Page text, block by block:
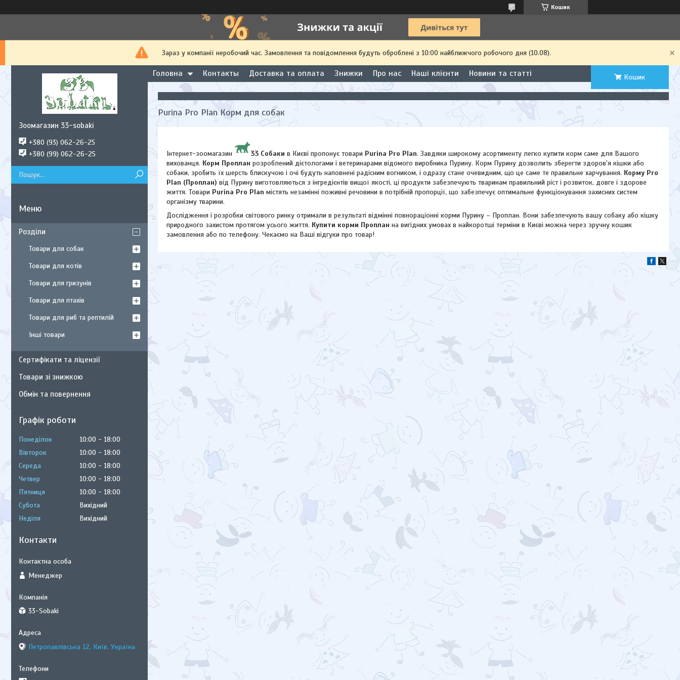
Кошик
Зараз у компанії неробочий час. Замовлення та повідомлення будуть оброблені з 10:00 найближчого робочого дня (10.08).
Головна Контакты Доставка та оплата Знижки Про нас Наші клієнти Новини та статті Кошик
Purina Pro Plan Корм для собак
Інтернет-зоомагазин 33 Собаки в Києві пропонує товари Purina Pro Plan. Завдяки широкому асортименту легко купити корм саме для Вашого
вихованця. Корм Проплан розроблений дієтологами і ветеринарами відомого виробника Пурину. Корм Пурину дозволить зберегти здоров'я кішки або
собаки, зробить їх шерсть блискучою і очі будуть наповнені радісним вогником, і одразу стане очевидним, що це саме те правильне харчування. Корму Pro
Plan (Проплан) від Пурину виготовляються з інгредієнтів вищої якості, ці продукти забезпечують тваринам правильний ріст і розвиток, довге і здорове
життя. Товари Purina Pro Plan містять незамінні поживні речовини в потрібній пропорції, що забезпечує оптимальне функціонування захисних систем
організму тварини.
Дослідження і розробки світового ринку отримали в результаті відмінні повнораціонні корми Пурину – Проплан. Вони забезпечують вашу собаку або кішку
природного захистом протягом усього життя. Купити корми Проплан на вигідних умовах в найкоротші терміни в Києві можна через зручну кошик
замовлення або по телефону. Чекаємо на Ваші відгуки про товар!
Зоомагазин 33-sobaki
+380 (93) 062-26-25
+380 (99) 062-26-25
Розділи
Товари для собак
Товари для котів
Товари для гризунів
Товари для птахів
Товари для риб та рептилій
Інші товари
Сертифікати та ліцензії
Товари зі знижкою
Обмін та повернення
Графік роботи
Понеділок 10:00
18:00
Вівторок
10:00
18:00
Середа
10:00
18:00
Четвер
10:00
18:00
Пʼятниця
10:00
18:00
Субота
Вихідний
Неділя
Вихідний
Контакти
Менеджер
33-Sobaki
Петропавлівська 12, Київ, Україна